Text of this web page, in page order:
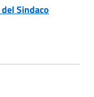
Sindaco